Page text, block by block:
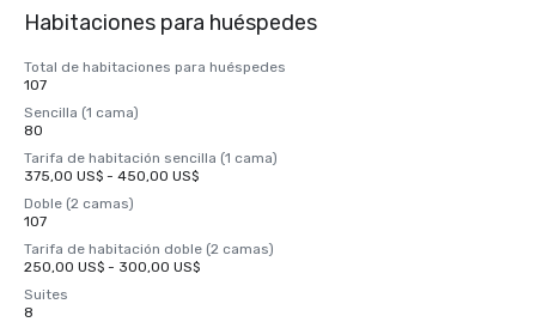
Habitaciones para huéspedes
Total de habitaciones para huéspedes
107
Sencilla (1 cama)
80
Tarifa de habitación sencilla (1 cama)
375,00 US$ - 450,00 US$
Doble (2 camas)
107
Tarifa de habitación doble (2 camas)
250,00 US$ - 300,00 US$
Suites
8